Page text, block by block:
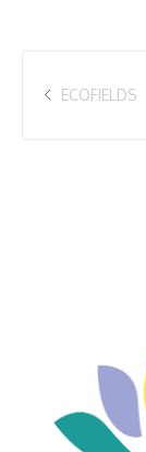
ECOFIELDS